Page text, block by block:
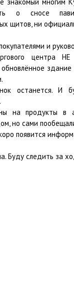
о сносе
щитов, ни
и
центра
останется. И
на продукты в
но сами
появится
Буду следить за